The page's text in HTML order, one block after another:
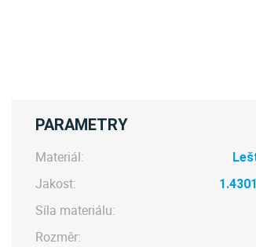
PARAMETRY
Materiál:
Jakost:
Síla materiálu:
Rozměr: